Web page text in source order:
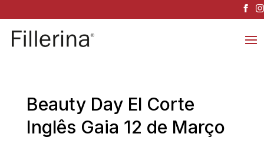
Beauty Day El Corte
Inglês Gaia 12 de Março